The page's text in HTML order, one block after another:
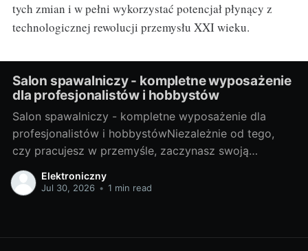
tych zmian i w pełni wykorzystać potencjał płynący z
technologicznej rewolucji przemysłu XXI wieku.
Salon spawalniczy - kompletne wyposażenie
dla profesjonalistów i hobbystów
Salon spawalniczy - kompletne wyposażenie dla
profesjonalistów i hobbystówNiezależnie od tego,
czy pracujesz w przemyśle, zaczynasz swoją
przygodę z hobbystycznym spawaniem, czy jesteś
gdzieś pomiędzy, salon spawalniczy to miejsce, które
dokładnie jest spawalnictwo. Spojrzenie na świat
Elektroniczny
Jul 30, 2026 • 1 min read